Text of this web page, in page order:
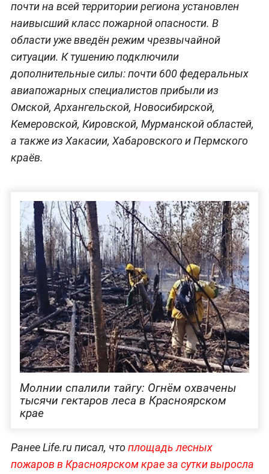
почти на всей территории региона установлен
наивысший класс пожарной опасности. В
области уже введён режим чрезвычайной
ситуации. К тушению подключили
дополнительные силы: почти 600 федеральных
авиапожарных специалистов прибыли из
Омской, Архангельской, Новосибирской,
Кемеровской, Кировской, Мурманской областей,
а также из Хакасии, Хабаровского и Пермского
краёв.
Молнии спалили тайгу: Огнём охвачены
тысячи гектаров леса в Красноярском
крае
Ранее Life.ru писал, чтоплощадь лесных
пожаров в Красноярском крае за сутки выросла